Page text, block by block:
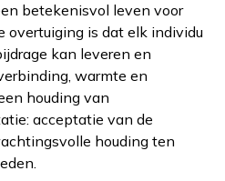
betekenisvol leven voor
overtuiging is dat elk individu
kan leveren en
warmte en
houding van
acceptatie van de
houding ten